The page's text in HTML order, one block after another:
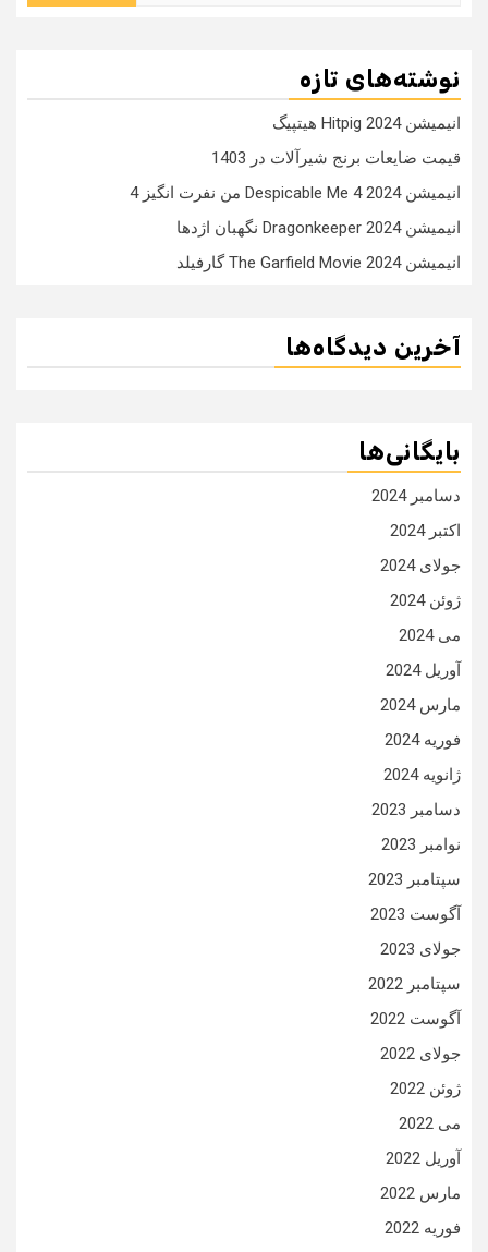
نوشته‌های تازه
انیمیشن Hitpig 2024 هیتپیگ
قیمت ضایعات برنج شیرآلات در 1403
انیمیشن Despicable Me 4 2024 من نفرت انگیز 4
انیمیشن Dragonkeeper 2024 نگهبان اژدها
انیمیشن The Garfield Movie 2024 گارفیلد
آخرین دیدگاه‌ها
بایگانی‌ها
دسامبر 2024
اکتبر 2024
جولای 2024
ژوئن 2024
می 2024
آوریل 2024
مارس 2024
فوریه 2024
ژانویه 2024
دسامبر 2023
نوامبر 2023
سپتامبر 2023
آگوست 2023
جولای 2023
سپتامبر 2022
آگوست 2022
جولای 2022
ژوئن 2022
می 2022
آوریل 2022
مارس 2022
فوریه 2022